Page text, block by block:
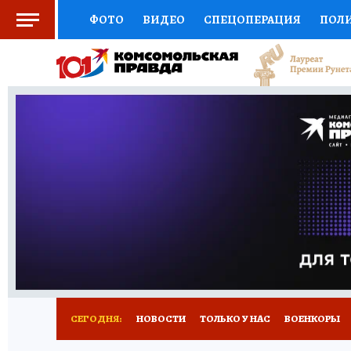
ФОТО ВИДЕО СПЕЦОПЕРАЦИЯ
СОЦПОДДЕРЖКА НАУКА СПОРТ
ВЫБОР ЭКСПЕРТОВ ДОКТОР
ПРОГНОЗЫ НА СПОРТ
НОВОЕ
СЕГОДНЯ: НОВОСТИ ТОЛЬКО У НАС ВОЕНКОРЫ